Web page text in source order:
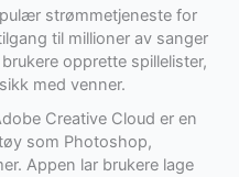
strømmetjeneste for
til millioner av sanger
opprette spillelister,
med venner.
Creative Cloud er en
som Photoshop,
Appen lar brukere lage